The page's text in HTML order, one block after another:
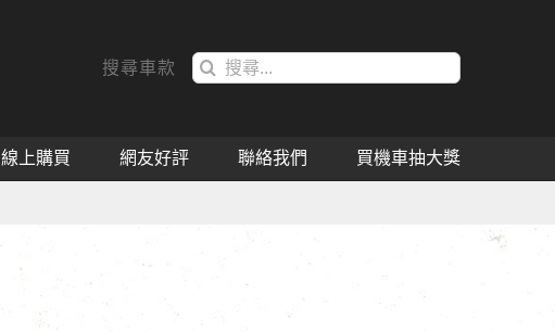
搜尋車款
搜
線上購買 網友好評 聯絡我們 買機車抽大獎